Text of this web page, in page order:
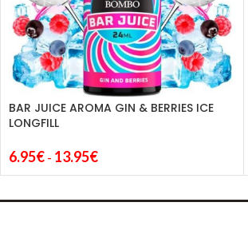
BAR JUICE AROMA GIN & BERRIES ICE
LONGFILL
6.95€ - 13.95€